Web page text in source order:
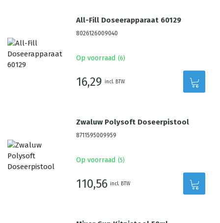
All-Fill Doseerapparaat 60129
8026126009040
Op voorraad (6)
16,29 incl. BTW
Zwaluw Polysoft Doseerpistool
8711595009959
Op voorraad (5)
110,56 incl. BTW